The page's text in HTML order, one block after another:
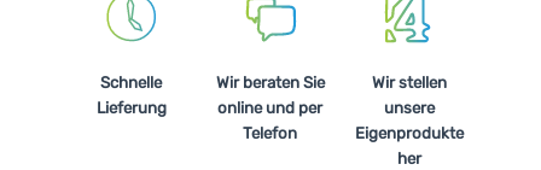
Schnelle
Lieferung
Wir beraten Sie
online und per
Telefon
Wir stellen
unsere
Eigenprodukte
her